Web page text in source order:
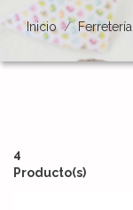
Inicio Ferretería
4
Producto(s)